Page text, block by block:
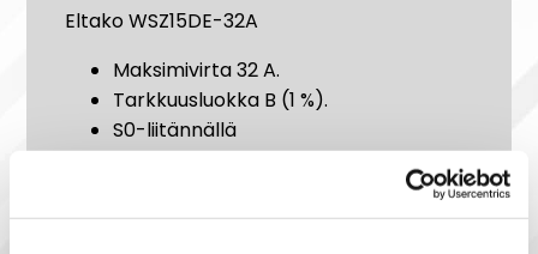
Eltako WSZ15DE-32A
Maksimivirta 32 A.
Tarkkuusluokka B (1 %).
S0-liitännällä
Näyttö voidaan lukea vain, kun virta
Valmiustilan kulutus vain 0,4 W.